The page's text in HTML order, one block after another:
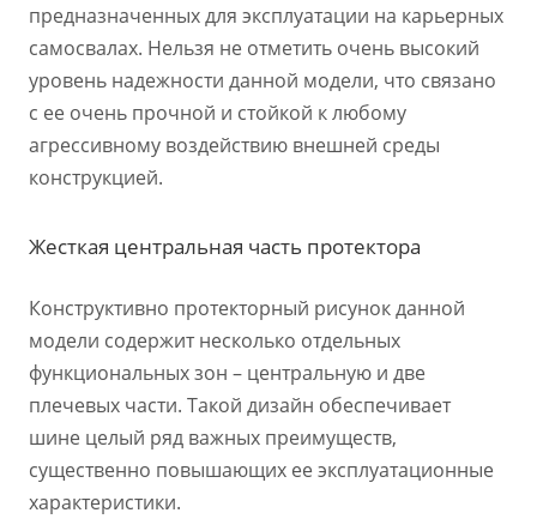
предназначенных для эксплуатации на карьерных
самосвалах. Нельзя не отметить очень высокий
уровень надежности данной модели, что связано
с ее очень прочной и стойкой к любому
агрессивному воздействию внешней среды
конструкцией.
Жесткая центральная часть протектора
Конструктивно протекторный рисунок данной
модели содержит несколько отдельных
функциональных зон – центральную и две
плечевых части. Такой дизайн обеспечивает
шине целый ряд важных преимуществ,
существенно повышающих ее эксплуатационные
характеристики.